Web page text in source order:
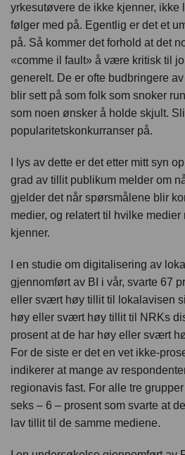
yrkesutøvere de ikke kjenner, ikke
følger med på. Egentlig er det et
på. Så kommer det forhold at det
«comme il fault» å være kritisk til
generelt. De er ofte budbringere
blir sett på som folk som snoker
som noen ønsker å holde skjult.
popularitetskonkurranser på.
I lys av dette er det etter mitt syn
grad av tillit publikum melder om
gjelder det når spørsmålene blir
medier, og relatert til hvilke
kjenner.
I en studie om digitalisering av
gjennomført av BI i vår, svarte 67
eller svært høy tillit til lokalavisen
høy eller svært høy tillit til NRKs
prosent at de har høy eller svært
For de siste er det en vet ikke-
indikerer at mange av
regionavis fast. For alle tre
seks – 6 – prosent som svarte at
lav tillit til de samme mediene.